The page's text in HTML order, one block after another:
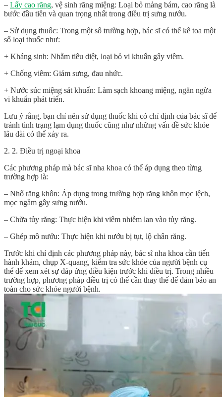
– Lấy cao răng, vệ sinh răng miệng: Loại bỏ mảng bám, cao răng là
bước đầu tiên và quan trọng nhất trong điều trị sưng nướu.
– Sử dụng thuốc: Trong một số trường hợp, bác sĩ có thể kê toa một
số loại thuốc như:
+ Kháng sinh: Nhằm tiêu diệt, loại bỏ vi khuẩn gây viêm.
+ Chống viêm: Giảm sưng, đau nhức.
+ Nước súc miệng sát khuẩn: Làm sạch khoang miệng, ngăn ngừa
vi khuẩn phát triển.
Lưu ý rằng, bạn chỉ nên sử dụng thuốc khi có chỉ định của bác sĩ để
tránh tình trạng lạm dụng thuốc cũng như những vấn đề sức khỏe
lâu dài có thể xảy ra.
2. 2. Điều trị ngoại khoa
Các phương pháp mà bác sĩ nha khoa có thể áp dụng theo từng
trường hợp là:
– Nhổ răng khôn: Áp dụng trong trường hợp răng khôn mọc lệch,
mọc ngầm gây sưng nướu.
– Chữa tủy răng: Thực hiện khi viêm nhiễm lan vào tủy răng.
– Ghép mô nướu: Thực hiện khi nướu bị tụt, lộ chân răng.
Trước khi chỉ định các phương pháp này, bác sĩ nha khoa cần tiến
hành khám, chụp X-quang, kiểm tra sức khỏe của người bệnh cụ
thể để xem xét sự đáp ứng điều kiện trước khi điều trị. Trong nhiều
trường hợp, phương pháp điều trị có thể cần thay thế để đảm bảo an
toàn cho sức khỏe người bệnh.